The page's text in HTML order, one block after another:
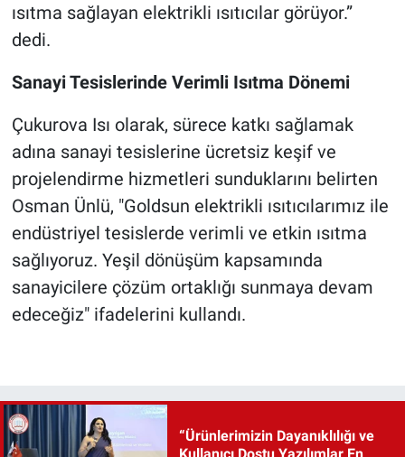
ısıtma sağlayan elektrikli ısıtıcılar görüyor.”
dedi.
Sanayi Tesislerinde Verimli Isıtma Dönemi
Çukurova Isı olarak, sürece katkı sağlamak
adına sanayi tesislerine ücretsiz keşif ve
projelendirme hizmetleri sunduklarını belirten
Osman Ünlü, "Goldsun elektrikli ısıtıcılarımız ile
endüstriyel tesislerde verimli ve etkin ısıtma
sağlıyoruz. Yeşil dönüşüm kapsamında
sanayicilere çözüm ortaklığı sunmaya devam
edeceğiz" ifadelerini kullandı.
“Ürünlerimizin Dayanıklılığı ve
Kullanıcı Dostu Yazılımlar En